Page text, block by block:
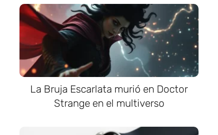
La Bruja Escarlata murió en Doctor
Strange en el multiverso